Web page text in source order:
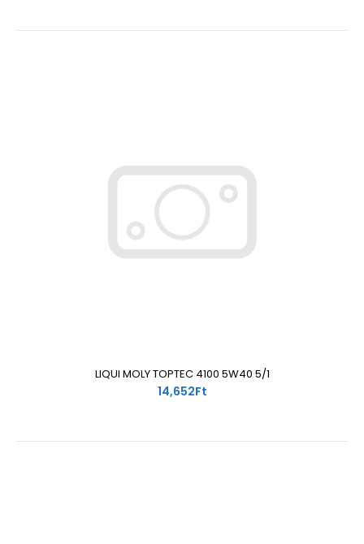
LIQUI MOLY TOPTEC 4100 5W40 5/1
14,652Ft